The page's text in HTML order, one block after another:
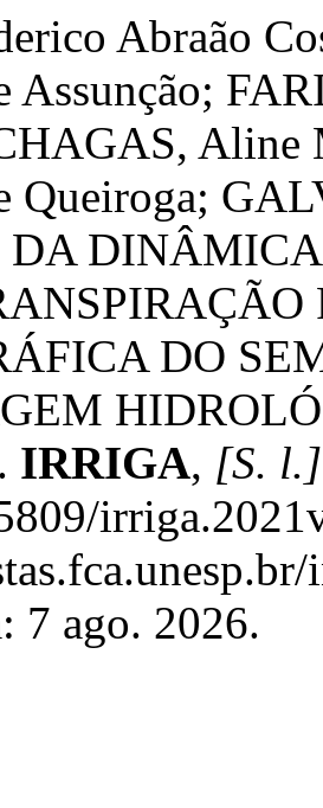
Abraão
Assunção;
Aline
Queiroga;
DO
IRRIGA, [S. l.]
7 ago. 2026.